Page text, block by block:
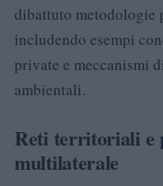
dibattuto metodologie
includendo esempi
private e meccanismi
ambientali.
Reti territoriali e
multilaterale